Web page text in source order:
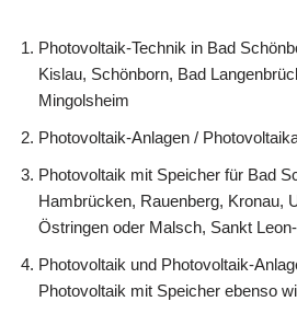
Photovoltaik-Technik in Bad
Kislau, Schönborn, Bad
Mingolsheim
Photovoltaik-Anlagen /
Photovoltaik mit Speicher für Bad
Hambrücken, Rauenberg, Kronau,
Östringen oder Malsch, Sankt
Photovoltaik und Photovoltaik-
Photovoltaik mit Speicher ebenso